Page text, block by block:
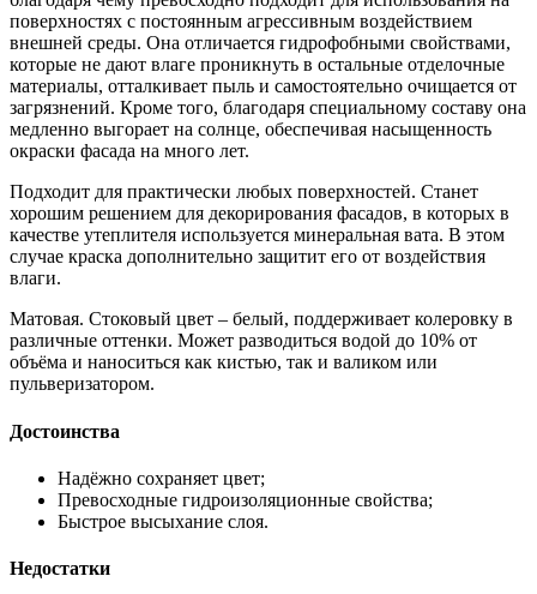
поверхностях с постоянным агрессивным воздействием
внешней среды. Она отличается гидрофобными свойствами,
которые не дают влаге проникнуть в остальные отделочные
материалы, отталкивает пыль и самостоятельно очищается от
загрязнений. Кроме того, благодаря специальному составу она
медленно выгорает на солнце, обеспечивая насыщенность
окраски фасада на много лет.
Подходит для практически любых поверхностей. Станет
хорошим решением для декорирования фасадов, в которых в
качестве утеплителя используется минеральная вата. В этом
случае краска дополнительно защитит его от воздействия
влаги.
Матовая. Стоковый цвет – белый, поддерживает колеровку в
различные оттенки. Может разводиться водой до 10% от
объёма и наноситься как кистью, так и валиком или
пульверизатором.
Достоинства
Надёжно сохраняет цвет;
Превосходные гидроизоляционные свойства;
Быстрое высыхание слоя.
Недостатки